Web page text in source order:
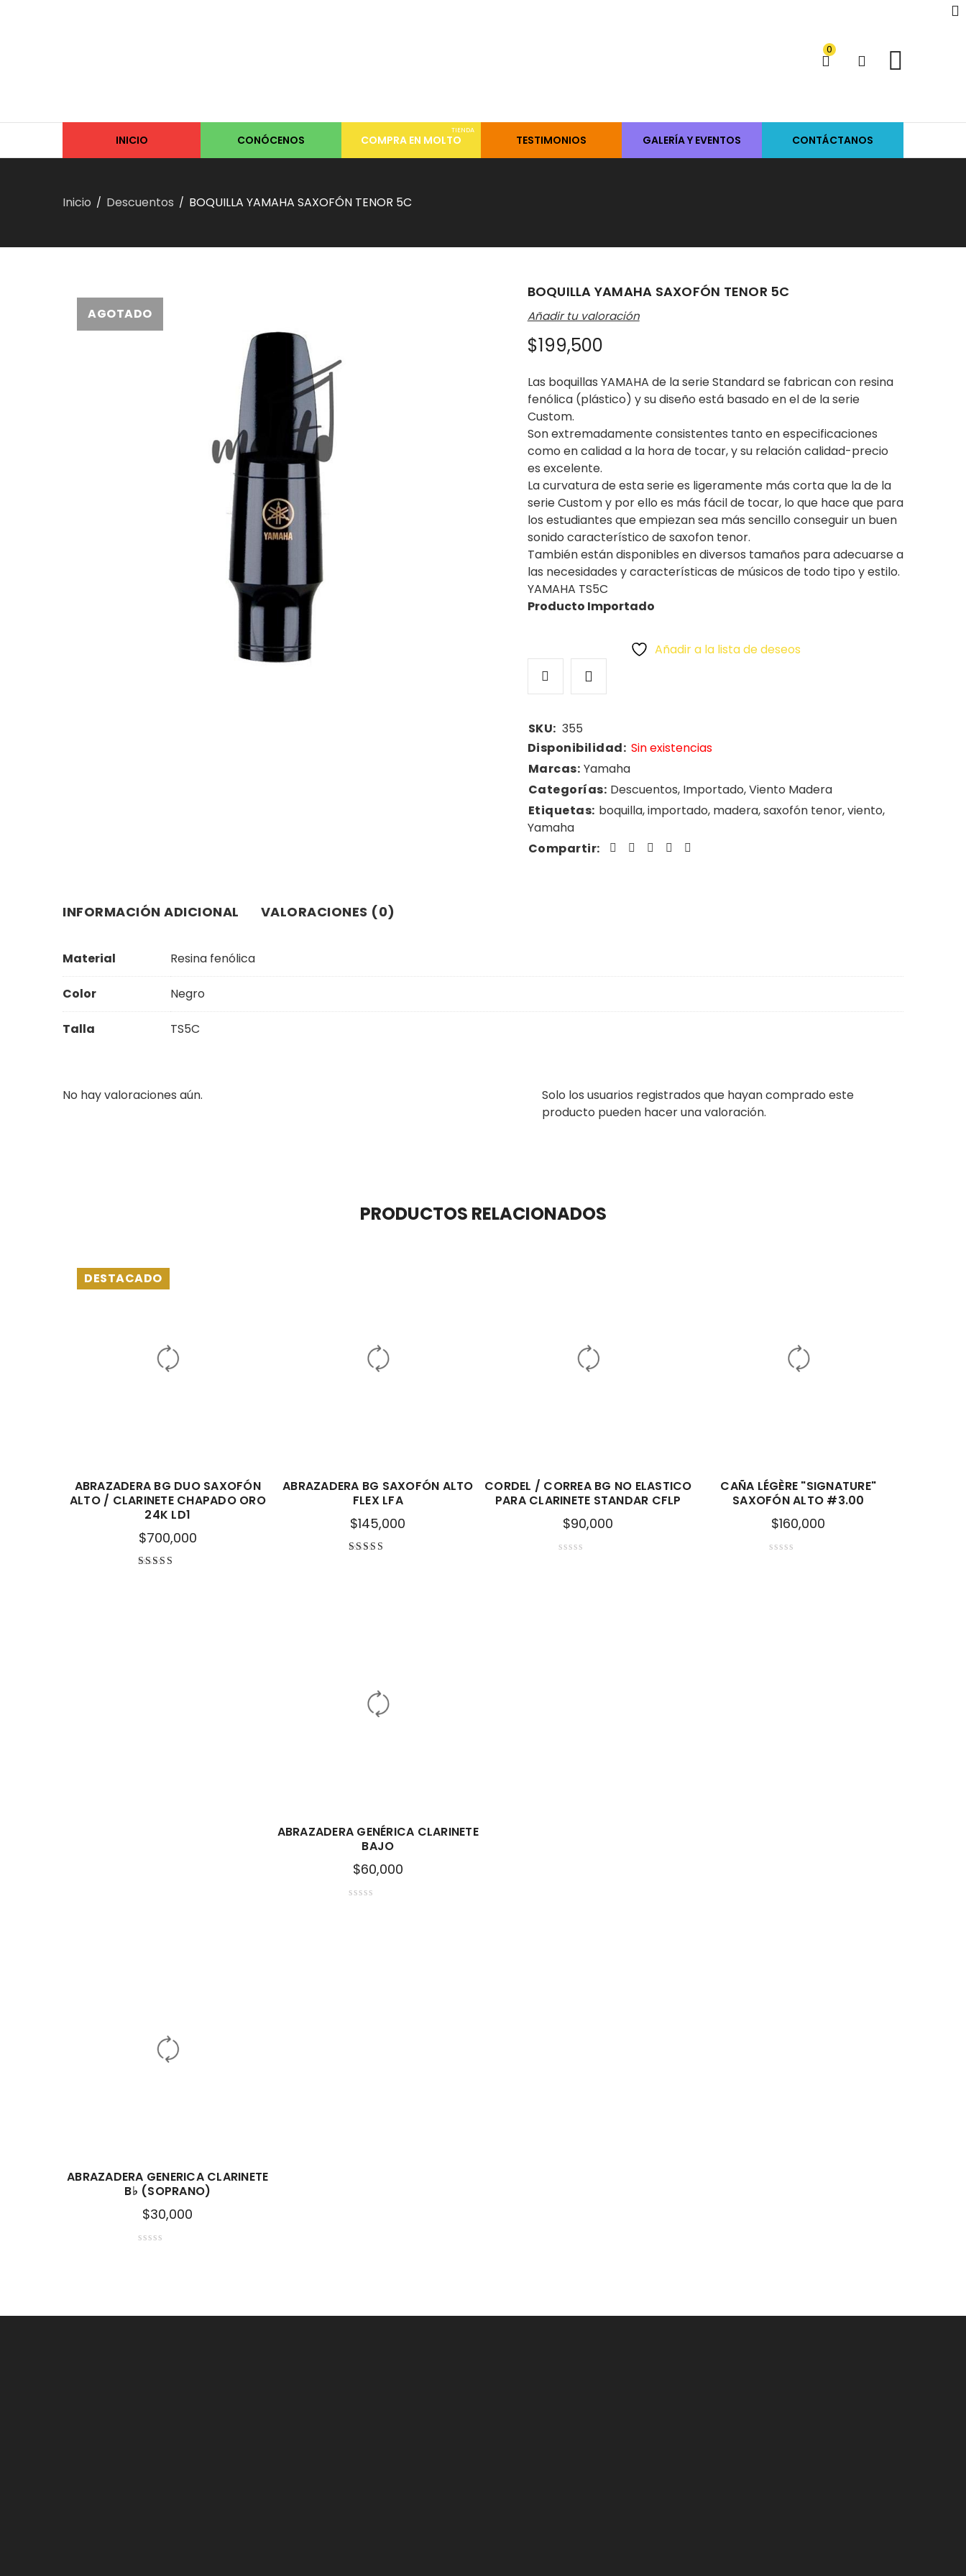
0
INICIO CONÓCENOS COMPRA EN MOLTO
TIENDA
TESTIMONIOS GALERÍA Y EVENTOS CONTÁCTANOS
Inicio / Descuentos / BOQUILLA YAMAHA SAXOFÓN TENOR 5C
AGOTADO
BOQUILLA YAMAHA SAXOFÓN TENOR 5C
Añadir tu valoración
$199,500
Las boquillas YAMAHA de la serie Standard se fabrican con resina
fenólica (plástico) y su diseño está basado en el de la serie
Custom.
Son extremadamente consistentes tanto en especificaciones
como en calidad a la hora de tocar, y su relación calidad-precio
es excelente.
La curvatura de esta serie es ligeramente más corta que la de la
serie Custom y por ello es más fácil de tocar, lo que hace que para
los estudiantes que empiezan sea más sencillo conseguir un buen
sonido característico de saxofon tenor.
También están disponibles en diversos tamaños para adecuarse a
las necesidades y características de músicos de todo tipo y estilo.
YAMAHA TS5C
Producto Importado
Añadir a la lista de deseos
SKU: 355
Disponibilidad: Sin existencias
Marcas: Yamaha
Categorías: Descuentos, Importado,Viento Madera
Etiquetas: boquilla,importado, madera,saxofón tenor,viento,
Yamaha
Compartir:
INFORMACIÓN ADICIONAL VALORACIONES (0)
Material Resina fenólica
Color Negro
Talla TS5C
No hay valoraciones aún.
Solo los usuarios registrados que hayan comprado este
producto pueden hacer una valoración.
PRODUCTOS RELACIONADOS
DESTACADO
ABRAZADERA BG DUO SAXOFÓN
ALTO / CLARINETE CHAPADO ORO
24K LD1
$700,000
ABRAZADERA BG SAXOFÓN ALTO
FLEX LFA
$145,000
CORDEL / CORREA BG NO ELASTICO
PARA CLARINETE STANDAR CFLP
$90,000
CAÑA LÉGÈRE "SIGNATURE"
SAXOFÓN ALTO #3.00
$160,000
ABRAZADERA GENÉRICA CLARINETE
BAJO
$60,000
ABRAZADERA GENERICA CLARINETE
B♭ (SOPRANO)
$30,000